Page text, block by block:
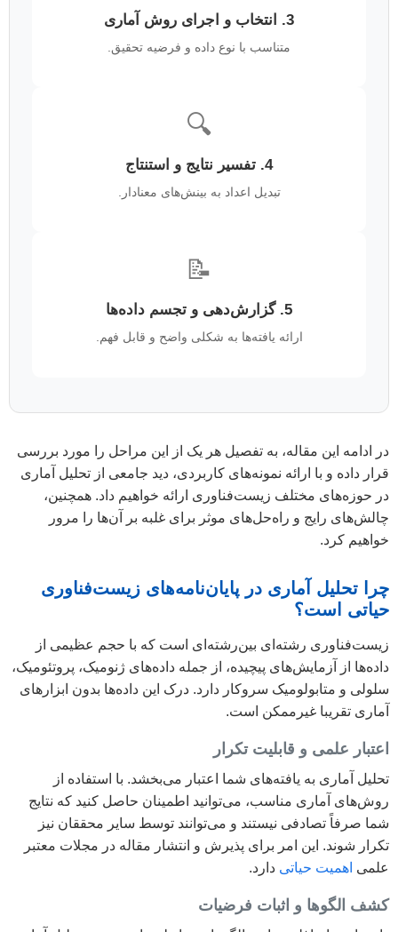
3. انتخاب و اجرای روش آماری
متناسب با نوع داده و فرضیه تحقیق.
🔍
4. تفسیر نتایج و استنتاج
تبدیل اعداد به بینش‌های معنادار.
📝
5. گزارش‌دهی و تجسم داده‌ها
ارائه یافته‌ها به شکلی واضح و قابل فهم.
در ادامه این مقاله، به تفصیل هر یک از این مراحل را مورد بررسی
قرار داده و با ارائه نمونه‌های کاربردی، دید جامعی از تحلیل آماری
در حوزه‌های مختلف زیست‌فناوری ارائه خواهیم داد. همچنین،
چالش‌های رایج و راه‌حل‌های موثر برای غلبه بر آن‌ها را مرور
خواهیم کرد.
چرا تحلیل آماری در پایان‌نامه‌های زیست‌فناوری
حیاتی است؟
زیست‌فناوری رشته‌ای بین‌رشته‌ای است که با حجم عظیمی از
داده‌ها از آزمایش‌های پیچیده، از جمله داده‌های ژنومیک، پروتئومیک،
سلولی و متابولومیک سروکار دارد. درک این داده‌ها بدون ابزارهای
آماری تقریبا غیرممکن است.
اعتبار علمی و قابلیت تکرار
تحلیل آماری به یافته‌های شما اعتبار می‌بخشد. با استفاده از
روش‌های آماری مناسب، می‌توانید اطمینان حاصل کنید که نتایج
شما صرفاً تصادفی نیستند و می‌توانند توسط سایر محققان نیز
تکرار شوند. این امر برای پذیرش و انتشار مقاله در مجلات معتبر
علمی اهمیت حیاتی دارد.
کشف الگوها و اثبات فرضیات